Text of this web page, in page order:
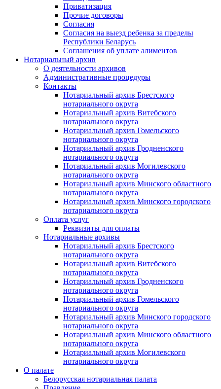
Приватизация
Прочие договоры
Согласия
Согласия на выезд ребенка за пределы
Республики Беларусь
Соглашения об уплате алиментов
Нотариальный архив
О деятельности архивов
Административные процедуры
Контакты
Нотариальный архив Брестского
нотариального округа
Нотариальный архив Витебского
нотариального округа
Нотариальный архив Гомельского
нотариального округа
Нотариальный архив Гродненского
нотариального округа
Нотариальный архив Могилевского
нотариального округа
Нотариальный архив Минского областного
нотариального округа
Нотариальный архив Минского городского
нотариального округа
Оплата услуг
Реквизиты для оплаты
Нотариальные архивы
Нотариальный архив Брестского
нотариального округа
Нотариальный архив Витебского
нотариального округа
Нотариальный архив Гродненского
нотариального округа
Нотариальный архив Гомельского
нотариального округа
Нотариальный архив Минского городского
нотариального округа
Нотариальный архив Минского областного
нотариального округа
Нотариальный архив Могилевского
нотариального округа
О палате
Белорусская нотариальная палата